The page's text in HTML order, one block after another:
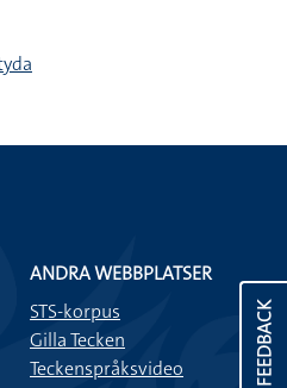
FEEDBACK
ANDRA WEBBPLATSER
STS-korpus
Gilla Tecken
Teckenspråksvideo